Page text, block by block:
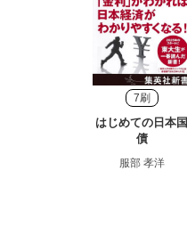
7刷
はじめての日本国
債
服部 孝洋